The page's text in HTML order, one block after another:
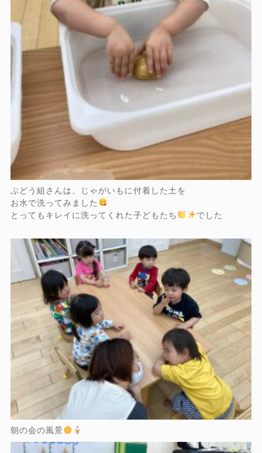
ぶどう組さんは、じゃがいもに付着した土を
お水で洗ってみました
とってもキレイに洗ってくれた子どもたち
でした
朝の会の風景